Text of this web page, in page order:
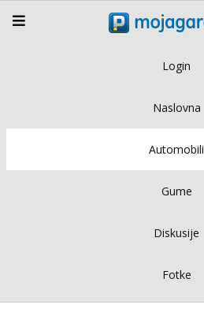
Login
Naslovna
Automobili
Gume
Diskusije
Fotke